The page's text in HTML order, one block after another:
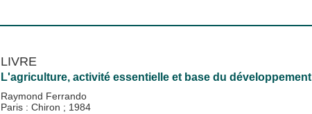
LIVRE
L'agriculture, activité essentielle et base du développement
Raymond Ferrando
Paris : Chiron ; 1984